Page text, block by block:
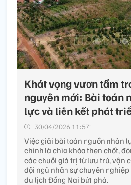
Khát vọng vươn tầm
nguyên mới: Bài toán
lực và liên kết phát
30/04/2026 11:57’
Việc giải bài toán nguồn nhân
chính là chìa khóa then chốt,
các chuỗi giá trị từ lưu trú, vận
đội ngũ nhân sự chuyên
du lịch Đồng Nai bứt phá.